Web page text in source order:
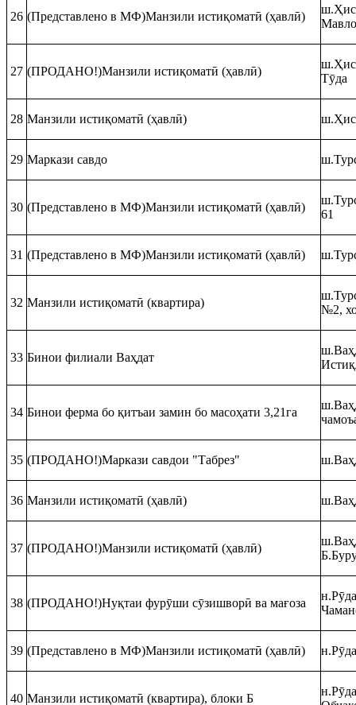
26 (Представлено в МФ)Манзили истиқоматӣ (ҳавлӣ)
27 (ПРОДАНО!)Манзили истиқоматӣ (ҳавлӣ)
Тӯда
28 Манзили истиқоматӣ (ҳавлӣ)
29 Маркази савдо
30 (Представлено в МФ)Манзили истиқоматӣ (ҳавлӣ)
61
31 (Представлено в МФ)Манзили истиқоматӣ (ҳавлӣ)
32 Манзили истиқоматӣ (квартира)
№2,
33 Бинои филиали Ваҳдат
34 Бинои ферма бо қитъаи замин бо масоҳати 3,21га
35 (ПРОДАНО!)Маркази савдои "Табрез"
36 Манзили истиқоматӣ (ҳавлӣ)
37 (ПРОДАНО!)Манзили истиқоматӣ (ҳавлӣ)
38 (ПРОДАНО!)Нуқтаи фурӯши сӯзишворӣ ва мағоза
39 (Представлено в МФ)Манзили истиқоматӣ (ҳавлӣ)
40 Манзили истиқоматӣ (квартира), блоки Б